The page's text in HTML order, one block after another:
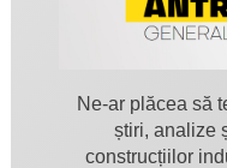
Ne-ar plăcea să
știri, analize
construcțiilor